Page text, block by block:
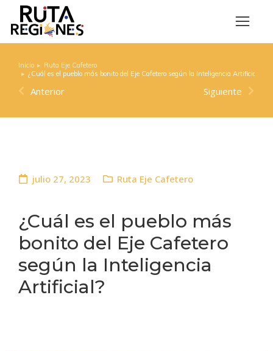
Estás aquí:
Inicio
Ruta Eje Cafetero
¿Cuál es el pueblo más bonito del Eje Cafetero según la Inteligencia Artificial?
Anterior Siguiente
julio 27, 2023 Ruta Eje Cafetero
¿Cuál es el pueblo más
bonito del Eje Cafetero
según la Inteligencia
Artificial?